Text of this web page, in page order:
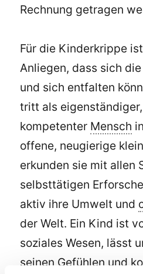
Rechnung getragen
Für die Kinderkrippe
Anliegen, dass sich
und sich entfalten
tritt als
kompetenter Mensch
offene, neugierige
erkunden sie mit allen
selbsttätigen
aktiv ihre Umwelt und
der Welt. Ein Kind ist
soziales Wesen, lässt
seinen Gefühlen und